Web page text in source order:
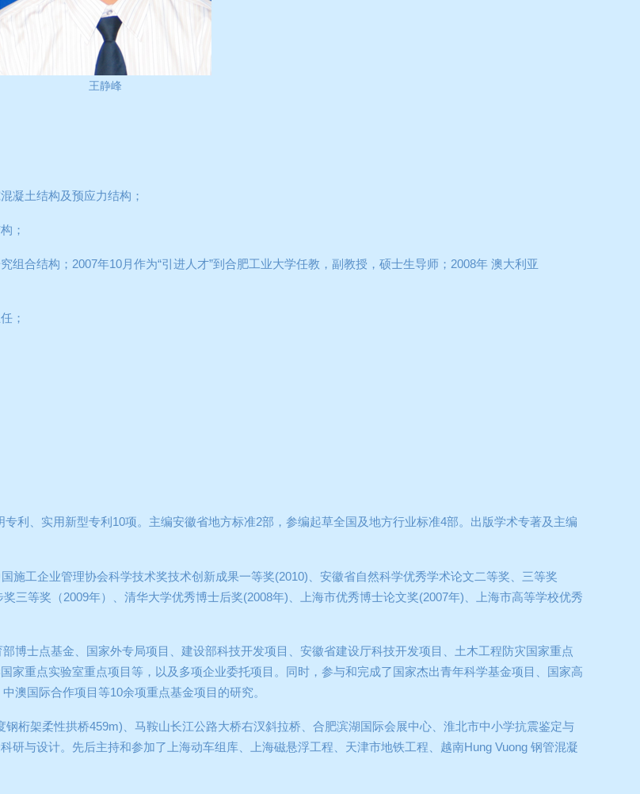
王静峰
凝土结构及预应力结构；
；
组合结构； 2007年10月作为“引进人才”到合肥工业大学任教，副教授，硕士生导师； 2008年 澳大利亚
；
专利、实用新型专利 10项。主编安徽省地方标准2部，参编起草全国及地方行业标准4部。出版学术专著及主编
国施工企业管理协会科学技术奖技术创新成果一等奖(2010) 、安徽省自然科学优秀学术论文二等奖、三等奖
奖三等奖（2009年）、清华大学优秀博士后奖(2008年) 、上海市优秀博士论文奖(2007年) 、上海市高等学校优秀
博士点基金、国家外专局项目、建设部科技开发项目、安徽省建设厅科技开发项目、土木工程防灾国家重点
家重点实验室重点项目等，以及多项企业委托项目。同时，参与和完成了国家杰出青年科学基金项目、国家高
澳国际合作项目等10余项重点基金项目的研究。
钢桁架柔性拱桥459m) 、马鞍山长江公路大桥右汊斜拉桥、合肥滨湖国际会展中心、淮北市中小学抗震鉴定与
研与设计。先后主持和参加了上海动车组库、上海磁悬浮工程、天津市地铁工程、越南Hung Vuong 钢管混凝